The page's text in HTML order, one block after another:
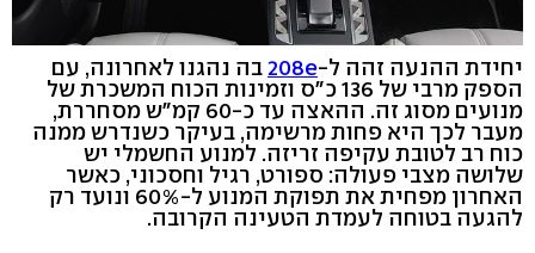
יחידת ההנעה זהה ל-208eבה נהגנו לאחרונה, עם
הספק מרבי של 136 כ"ס וזמינות הכוח המשכרת של
מנועים מסוג זה. ההאצה עד כ-60 קמ"ש מסחררת,
מעבר לכך היא פחות מרשימה, בעיקר כשנדרש ממנה
כוח רב לטובת עקיפה זריזה. למנוע החשמלי יש
שלושה מצבי פעולה: ספורט, רגיל וחסכוני, כאשר
האחרון מפחית את תפוקת המנוע ל-60% ונועד רק
להגעה בטוחה לעמדת הטעינה הקרובה.